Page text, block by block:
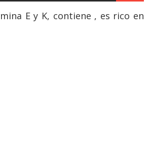
E y K, contiene , es rico en